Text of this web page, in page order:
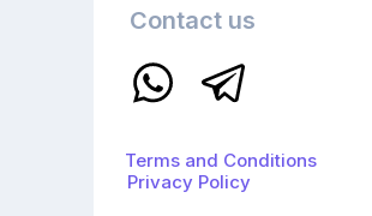
Privacy Policy
Terms and Conditions
Contact us